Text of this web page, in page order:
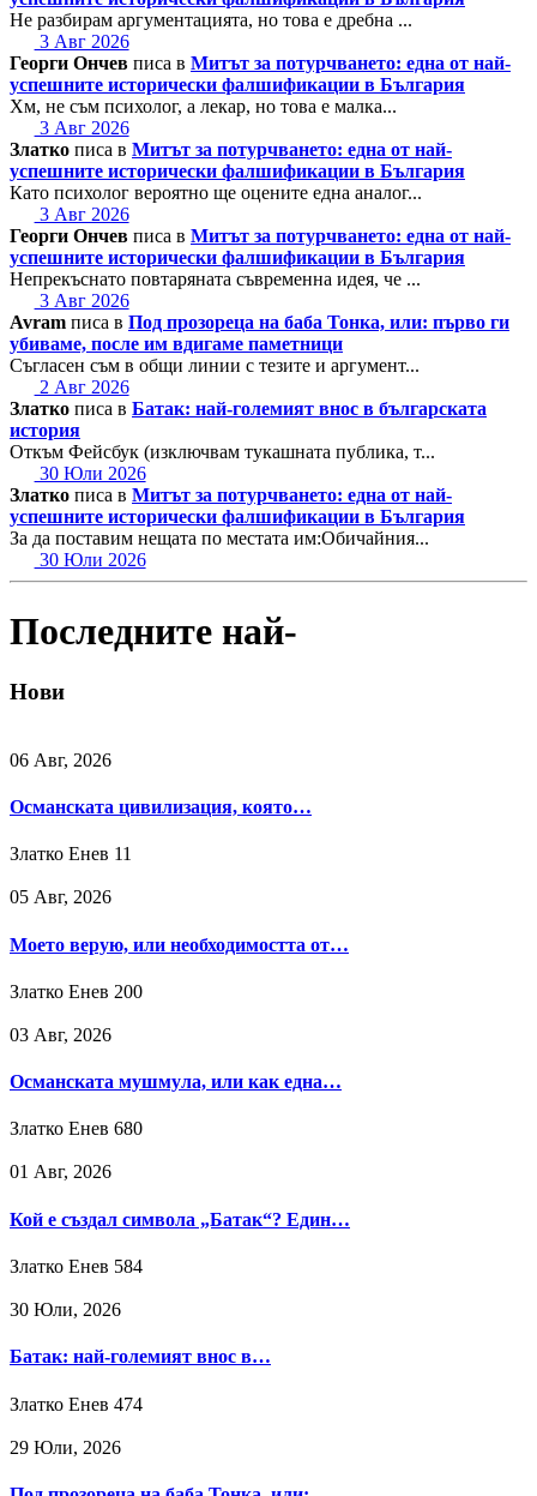
Не разбирам аргументацията, но това е дребна ...
3 Авг 2026
Георги Ончев писа в Митът за потурчването: една от най-
успешните исторически фалшификации в България
Хм, не съм психолог, а лекар, но това е малка...
3 Авг 2026
Златко писа в Митът за потурчването: една от най-
успешните исторически фалшификации в България
Като психолог вероятно ще оцените една аналог...
3 Авг 2026
Георги Ончев писа в Митът за потурчването: една от най-
успешните исторически фалшификации в България
Непрекъснато повтаряната съвременна идея, че ...
3 Авг 2026
Avram писа в Под прозореца на баба Тонка, или: първо ги
убиваме, после им вдигаме паметници
Съгласен съм в общи линии с тезите и аргумент...
2 Авг 2026
Златко писа в Батак: най-големият внос в българската
история
Откъм Фейсбук (изключвам тукашната публика, т...
30 Юли 2026
Златко писа в Митът за потурчването: една от най-
успешните исторически фалшификации в България
За да поставим нещата по местата им:Обичайния...
30 Юли 2026
Последните най-
Нови
06 Авг, 2026
Османската цивилизация, която…
Златко Енев 11
05 Авг, 2026
Моето верую, или необходимостта от…
Златко Енев 200
03 Авг, 2026
Османската мушмула, или как една…
Златко Енев 680
01 Авг, 2026
Кой е създал символа „Батак“? Един…
Златко Енев 584
30 Юли, 2026
Батак: най-големият внос в…
Златко Енев 474
29 Юли, 2026